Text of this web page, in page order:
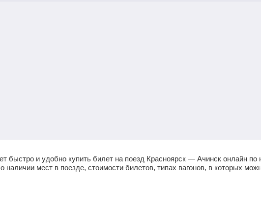
быстро и удобно купить билет на поезд Красноярск — Ачинск онлайн по
мест в поезде, стоимости билетов, типах вагонов, в которых